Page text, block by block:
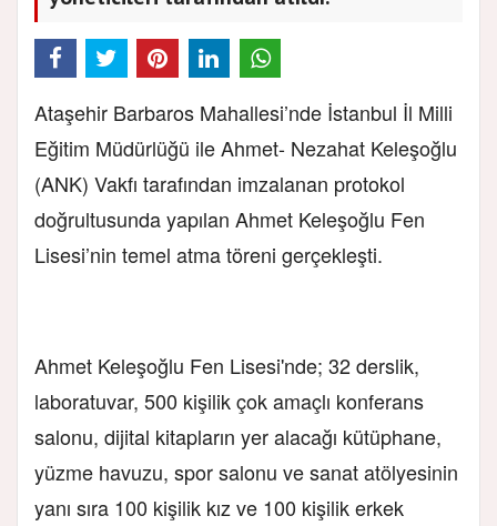
Ataşehir Barbaros Mahallesi’nde İstanbul İl Milli
Eğitim Müdürlüğü ile Ahmet- Nezahat Keleşoğlu
(ANK) Vakfı tarafından imzalanan protokol
doğrultusunda yapılan Ahmet Keleşoğlu Fen
Lisesi’nin temel atma töreni gerçekleşti.
Ahmet Keleşoğlu Fen Lisesi'nde; 32 derslik,
laboratuvar, 500 kişilik çok amaçlı konferans
salonu, dijital kitapların yer alacağı kütüphane,
yüzme havuzu, spor salonu ve sanat atölyesinin
yanı sıra 100 kişilik kız ve 100 kişilik erkek